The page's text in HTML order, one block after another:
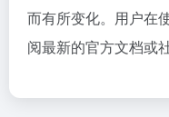
而有所变化。用户在
阅最新的官方文档或